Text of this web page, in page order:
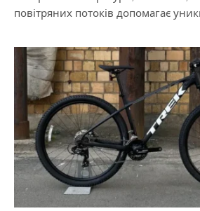
повітряних потоків допомагає